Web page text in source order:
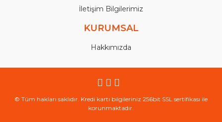
İletişim Bilgilerimiz
KURUMSAL
Hakkımızda
© Tüm hakları saklıdır. Kredi kartı bilgileriniz 256bit SSL sertifikası ile
korunmaktadır.